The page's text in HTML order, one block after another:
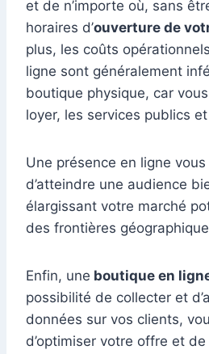
et de n’importe où, sans
horaires d’ouverture de
plus, les coûts
ligne sont généralement
boutique physique, car
loyer, les services publics
Une présence en ligne
d’atteindre une audience
élargissant votre marché
des frontières
Enfin, une boutique en
possibilité de collecter et
données sur vos clients,
d’optimiser votre offre et